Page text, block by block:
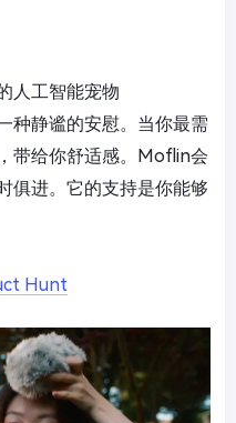
人工智能宠物
种静谧的安慰。当你最需
带给你舒适感。Moflin会
俱进。它的支持是你能够
Hunt